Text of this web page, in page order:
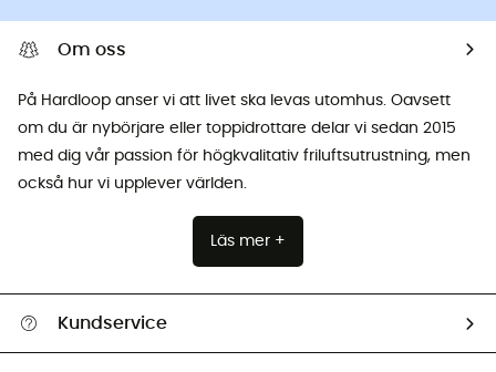
Om oss
På Hardloop anser vi att livet ska levas utomhus. Oavsett
om du är nybörjare eller toppidrottare delar vi sedan 2015
med dig vår passion för högkvalitativ friluftsutrustning, men
också hur vi upplever världen.
Läs mer +
Kundservice